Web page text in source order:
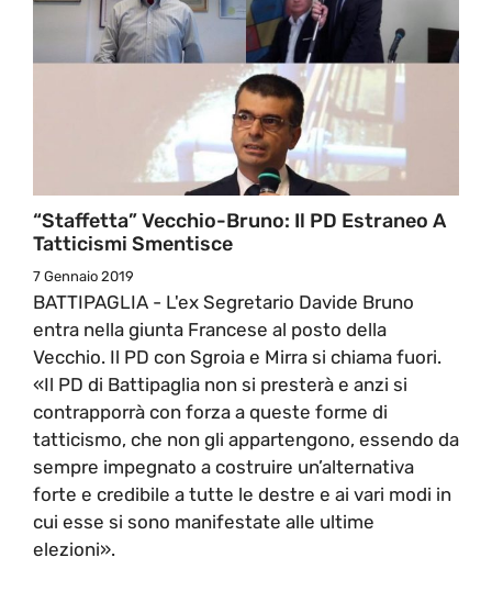
“Staffetta” Vecchio-Bruno: Il PD Estraneo A
Tatticismi Smentisce
7 Gennaio 2019
BATTIPAGLIA - L'ex Segretario Davide Bruno
entra nella giunta Francese al posto della
Vecchio. Il PD con Sgroia e Mirra si chiama fuori.
«Il PD di Battipaglia non si presterà e anzi si
contrapporrà con forza a queste forme di
tatticismo, che non gli appartengono, essendo da
sempre impegnato a costruire un’alternativa
forte e credibile a tutte le destre e ai vari modi in
cui esse si sono manifestate alle ultime
elezioni».